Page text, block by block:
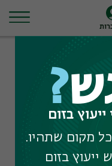
m.a
– תארים
– תארים
?
בזום
מקום שתהיו.
בזום